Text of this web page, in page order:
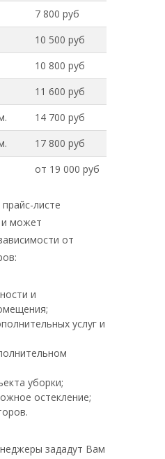
7 800 руб
10 500 руб
10 800 руб
11 600 руб
14 700 руб
17 800 руб
от 19 000 руб
листе
и может
от
и
услуг и
уборки;
остекление;
зададут Вам